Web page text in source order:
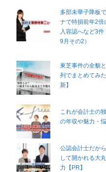
多部未華子降板
ナで特損前年2倍
入容認へなど3
9月その2）
東芝事件の全貌
列でまとめてみ
新】
これが会計士の
の年収や魅力・
公認会計士だか
して開かれる大
力【PR】